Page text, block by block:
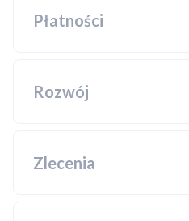
Płatności
Rozwój
Zlecenia